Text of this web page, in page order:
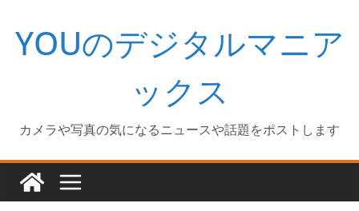
キ
YOUのデジタルマニア
ックス
カメラや写真の気になるニュースや話題をポストします